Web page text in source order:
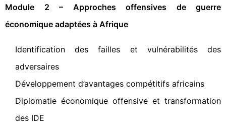
Module 2 – Approches offensives de guerre
économique adaptées à Afrique
Identification des failles et vulnérabilités des
adversaires
Développement d’avantages compétitifs africains
Diplomatie économique offensive et transformation
des IDE